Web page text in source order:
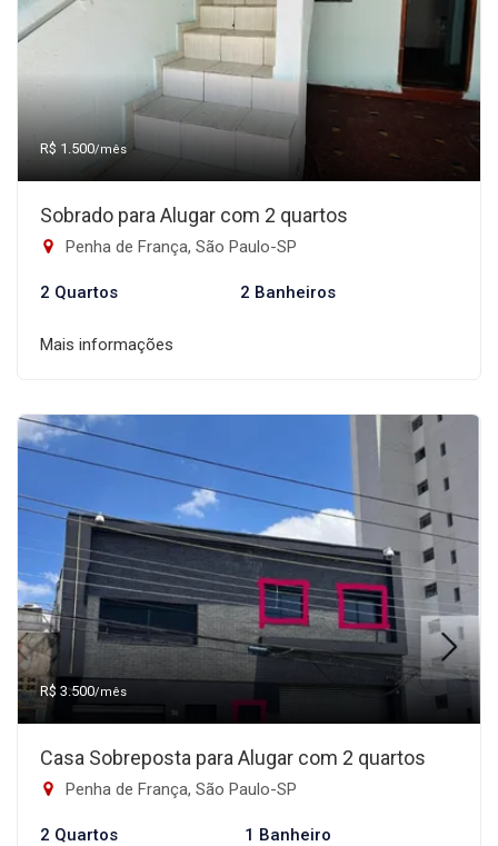
R$ 1.500/mês
Sobrado para Alugar com 2 quartos
Penha de França, São Paulo-SP
2 Quartos 2 Banheiros
Mais informações
R$ 3.500/mês
Casa Sobreposta para Alugar com 2 quartos
Penha de França, São Paulo-SP
2 Quartos 1 Banheiro